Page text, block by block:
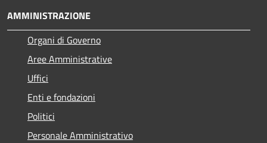
AMMINISTRAZIONE
Organi di Governo
Aree Amministrative
Uffici
Enti e fondazioni
Politici
Personale Amministrativo